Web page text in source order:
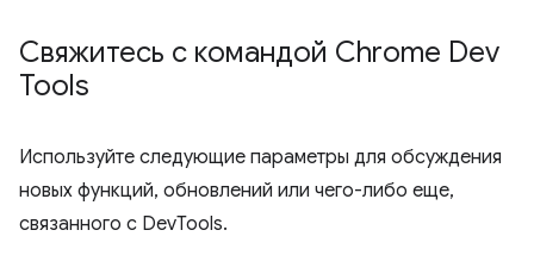
Свяжитесь с командой Chrome Dev
Tools
Используйте следующие параметры для обсуждения
новых функций, обновлений или чего-либо еще,
связанного с DevTools.